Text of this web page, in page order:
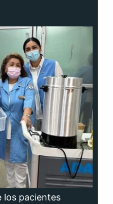
los pacientes